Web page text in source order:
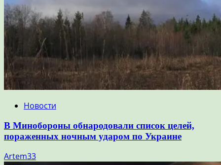
Новости
В Минобороны обнародовали список целей,
пораженных ночным ударом по Украине
Artem33